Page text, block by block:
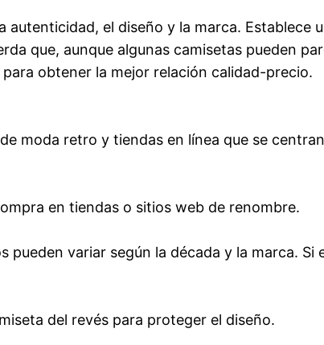
el diseño y la marca. Establece
que, aunque algunas camisetas pueden
obtener la mejor relación calidad-precio.
moda retro y tiendas en línea que se
en tiendas o sitios web de renombre.
variar según la década y la marca. Si
del revés para proteger el diseño.